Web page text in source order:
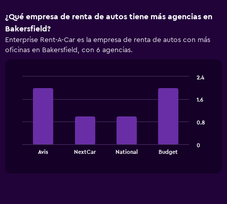
¿Qué empresa de renta de autos tiene más agencias en
Bakersfield?
Enterprise Rent-A-Car es la empresa de renta de autos con más
oficinas en Bakersfield, con 6 agencias.
Avis NextCar National Budget
0
0.8
1.6
2.4